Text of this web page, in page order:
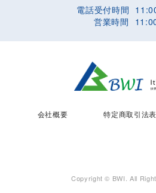
電話受付時間
営業時間
会社概要 特定商取引法
Copyright © BWI. All